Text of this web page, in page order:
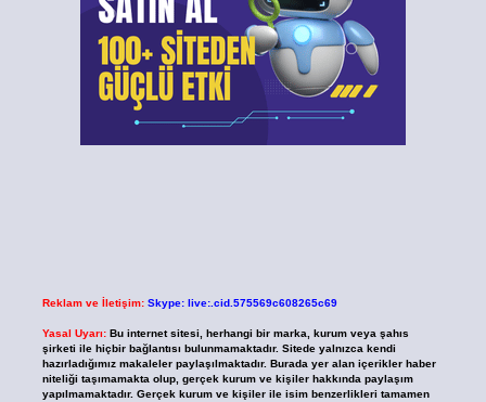
Reklam ve İletişim: Skype: live:.cid.575569c608265c69
Yasal Uyarı: Bu internet sitesi, herhangi bir marka, kurum veya şahıs
şirketi ile hiçbir bağlantısı bulunmamaktadır. Sitede yalnızca kendi
hazırladığımız makaleler paylaşılmaktadır. Burada yer alan içerikler haber
niteliği taşımamakta olup, gerçek kurum ve kişiler hakkında paylaşım
yapılmamaktadır. Gerçek kurum ve kişiler ile isim benzerlikleri tamamen